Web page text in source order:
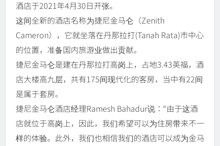
酒店于2021年4月30日开张。
这间全新的酒店名称为捷尼金马仑（Zenith
Cameron），它就坐落在丹那拉打(Tanah Rata)市中心
的位置，准备国内旅游业做出贡献。
捷尼金马仑是建在丹那拉打高岗上，占地3.43英福，酒
店大楼高九层，共有175间现代化的客房，当中有22间
是属于套房。
捷尼金马仑酒店经理Ramesh Bahadur说：“由于这酒
店就位于高岗上，因此，我们希望可以为住房带来不一
样的体验。此外，我们也相信我们的酒店可以成为金马